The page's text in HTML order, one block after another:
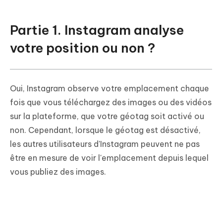
Partie 1. Instagram analyse
votre position ou non ?
Oui, Instagram observe votre emplacement chaque
fois que vous téléchargez des images ou des vidéos
sur la plateforme, que votre géotag soit activé ou
non. Cependant, lorsque le géotag est désactivé,
les autres utilisateurs d'Instagram peuvent ne pas
être en mesure de voir l'emplacement depuis lequel
vous publiez des images.